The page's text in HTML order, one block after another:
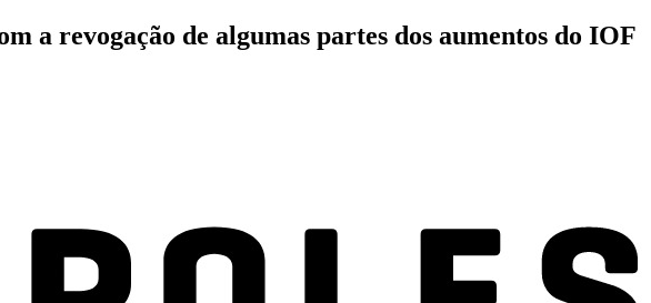
a revogação de algumas partes dos aumentos do IOF